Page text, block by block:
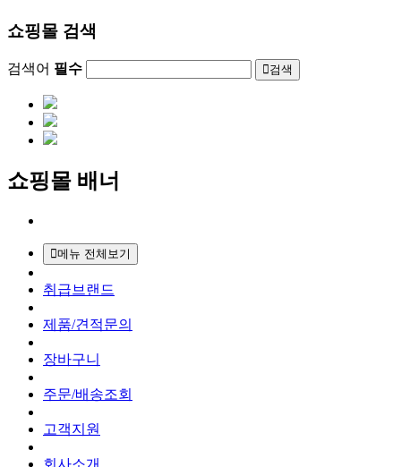
쇼핑몰 검색
검색어 필수 검색
쇼핑몰 배너
메뉴 전체보기
취급브랜드
제품/견적문의
장바구니
주문/배송조회
고객지원